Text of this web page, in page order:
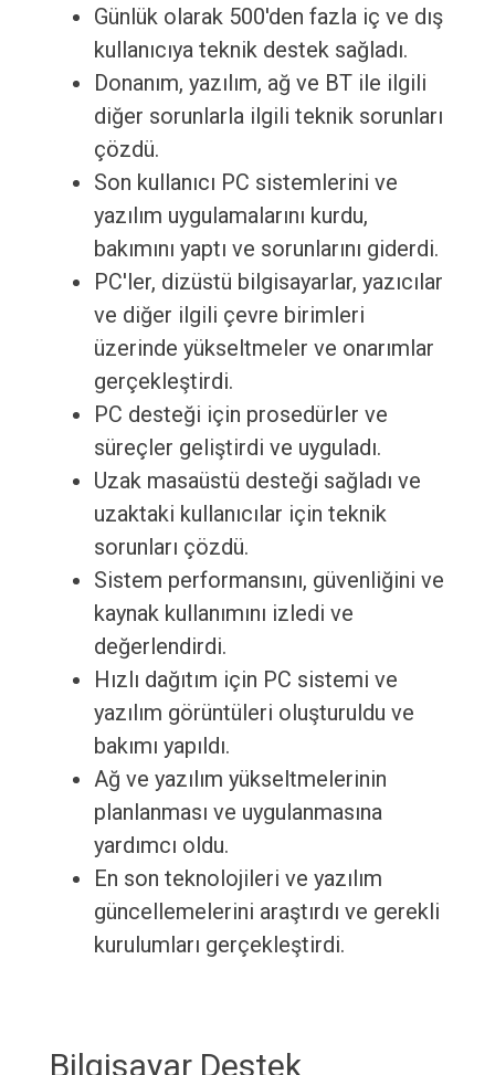
Günlük olarak 500'den fazla iç ve dış
kullanıcıya teknik destek sağladı.
Donanım, yazılım, ağ ve BT ile ilgili
diğer sorunlarla ilgili teknik sorunları
çözdü.
Son kullanıcı PC sistemlerini ve
yazılım uygulamalarını kurdu,
bakımını yaptı ve sorunlarını giderdi.
PC'ler, dizüstü bilgisayarlar, yazıcılar
ve diğer ilgili çevre birimleri
üzerinde yükseltmeler ve onarımlar
gerçekleştirdi.
PC desteği için prosedürler ve
süreçler geliştirdi ve uyguladı.
Uzak masaüstü desteği sağladı ve
uzaktaki kullanıcılar için teknik
sorunları çözdü.
Sistem performansını, güvenliğini ve
kaynak kullanımını izledi ve
değerlendirdi.
Hızlı dağıtım için PC sistemi ve
yazılım görüntüleri oluşturuldu ve
bakımı yapıldı.
Ağ ve yazılım yükseltmelerinin
planlanması ve uygulanmasına
yardımcı oldu.
En son teknolojileri ve yazılım
güncellemelerini araştırdı ve gerekli
kurulumları gerçekleştirdi.
Bilgisayar Destek